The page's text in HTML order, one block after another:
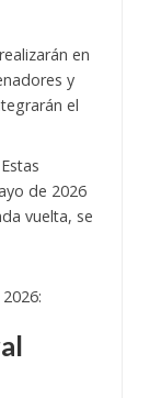
en
y
el
de 2026
vuelta, se